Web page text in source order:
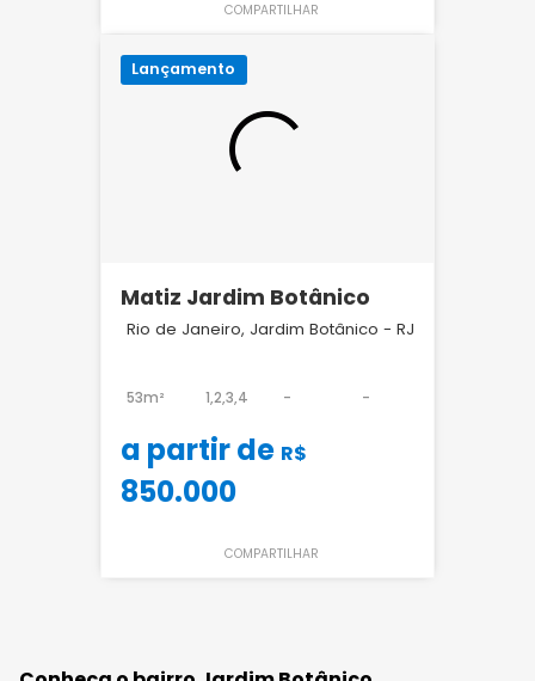
COMPARTILHAR
Lançamento
Matiz Jardim Botânico
Rio de Janeiro, Jardim Botânico - RJ
53m² 1,2,3,4 - -
a partir de R$
850.000
COMPARTILHAR